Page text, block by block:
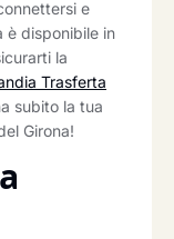
e
è disponibile in
la
Trasferta
subito la tua
Girona!